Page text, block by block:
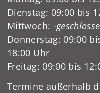
Dienstag: 09:00 bis
Mittwoch: -
Donnerstag: 09:00
18:00 Uhr
Freitag: 09:00 bis
Termine außerhalb